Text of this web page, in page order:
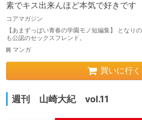
素でキス出来んほど本気で好きです
コアマガジン
【あまずっぱい青春の学園モノ短編集】 となり
も公認のセックスフレンド。
マンガ
買いに行く
週刊 山崎大紀 vol.11